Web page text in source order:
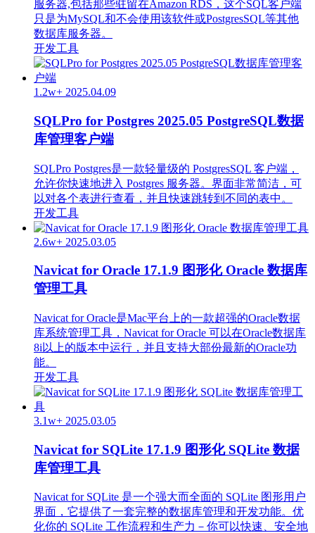
服务器,包括那些驻留在Amazon RDS，这个SQL客户端
只是为MySQL和不会使用该软件或PostgresSQL等其他
数据库服务器。
开发工具
1.2w+ 2025.04.09
SQLPro for Postgres 2025.05 PostgreSQL数据
库管理客户端
SQLPro Postgres是一款轻量级的 PostgresSQL 客户端，
允许你快速地进入 Postgres 服务器。界面非常简洁，可
以对各个表进行查看，并且快速跳转到不同的表中。
开发工具
2.6w+ 2025.03.05
Navicat for Oracle 17.1.9 图形化 Oracle 数据库
管理工具
Navicat for Oracle是Mac平台上的一款超强的Oracle数据
库系统管理工具，Navicat for Oracle 可以在Oracle数据库
8i以上的版本中运行，并且支持大部份最新的Oracle功
能。
开发工具
3.1w+ 2025.03.05
Navicat for SQLite 17.1.9 图形化 SQLite 数据
库管理工具
Navicat for SQLite 是一个强大而全面的 SQLite 图形用户
界面，它提供了一套完整的数据库管理和开发功能。优
化你的 SQLite 工作流程和生产力－你可以快速、安全地